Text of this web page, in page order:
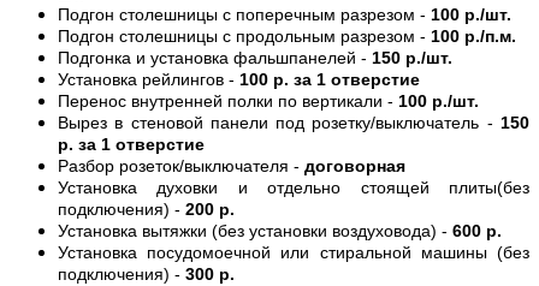
Подгон столешницы с поперечным разрезом - 100 р./шт.
Подгон столешницы с продольным разрезом - 100 р./п.м.
Подгонка и установка фальшпанелей - 150 р./шт.
Установка рейлингов - 100 р. за 1 отверстие
Перенос внутренней полки по вертикали - 100 р./шт.
Вырез в стеновой панели под розетку/выключатель - 150
р. за 1 отверстие
Разбор розеток/выключателя - договорная
Установка духовки и отдельно стоящей плиты(без
подключения) - 200 р.
Установка вытяжки (без установки воздуховода) - 600 р.
Установка посудомоечной или стиральной машины (без
подключения) - 300 р.